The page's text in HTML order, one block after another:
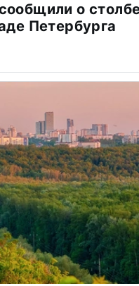
о
Петербурга